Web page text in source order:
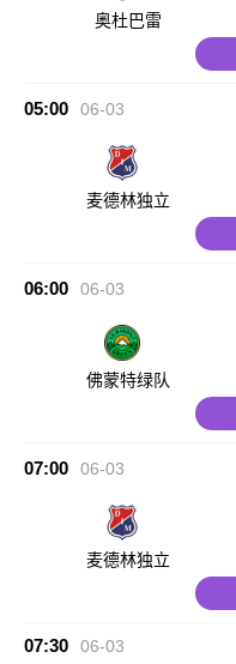
奥杜巴雷
05:00 06-03
麦德林独立
06:00 06-03
佛蒙特绿队
07:00 06-03
麦德林独立
07:30 06-03